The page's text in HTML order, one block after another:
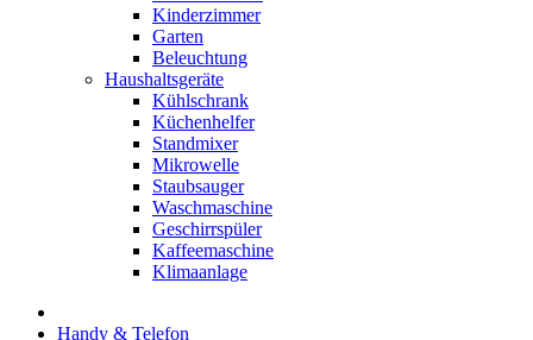
Kinderzimmer
Garten
Beleuchtung
Haushaltsgeräte
Kühlschrank
Küchenhelfer
Standmixer
Mikrowelle
Staubsauger
Waschmaschine
Geschirrspüler
Kaffeemaschine
Klimaanlage
Handy & Telefon